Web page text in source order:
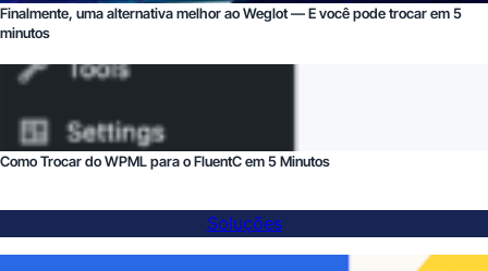
Finalmente, uma alternativa melhor ao Weglot — E você pode trocar em 5
minutos
Como Trocar do WPML para o FluentC em 5 Minutos
Soluções